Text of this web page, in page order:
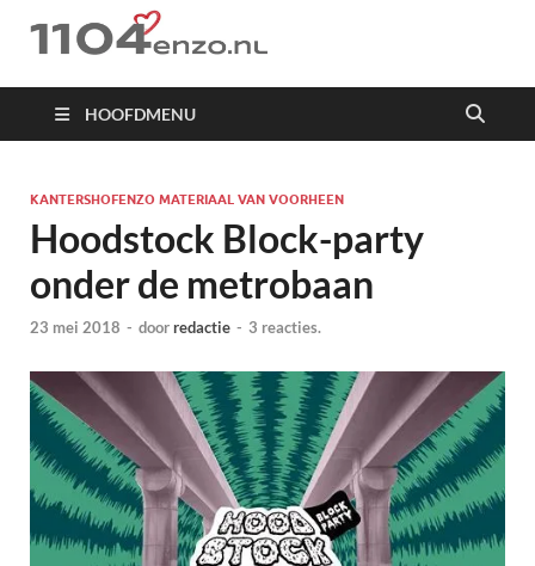
1104 en zo
HOOFDMENU
KANTERSHOFENZO MATERIAAL VAN VOORHEEN
Hoodstock Block-party
onder de metrobaan
23 mei 2018 - doorredactie - 3 reacties.